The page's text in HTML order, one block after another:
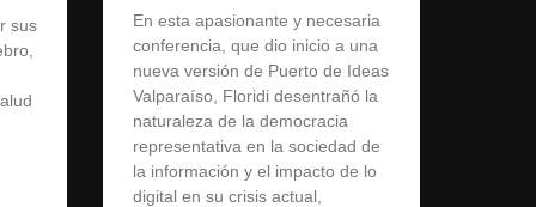
sus
En esta apasionante y necesaria
conferencia, que dio inicio a una
nueva versión de Puerto de Ideas
Valparaíso, Floridi desentrañó la
naturaleza de la democracia
representativa en la sociedad de
la información y el impacto de lo
digital en su crisis actual,